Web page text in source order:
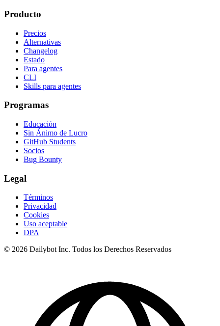
Producto
Precios
Alternativas
Changelog
Estado
Para agentes
CLI
Skills para agentes
Programas
Educación
Sin Ánimo de Lucro
GitHub Students
Socios
Bug Bounty
Legal
Términos
Privacidad
Cookies
Uso aceptable
DPA
© 2026 Dailybot Inc. Todos los Derechos Reservados